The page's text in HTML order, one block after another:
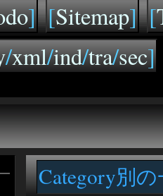
] [Sitemap] [
/xml/ind/tra/sec]
Category別